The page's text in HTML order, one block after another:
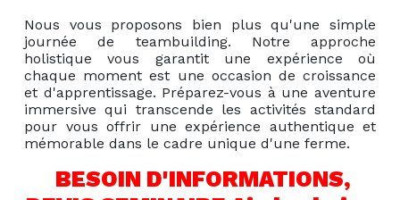
Nous vous proposons bien plus qu'une simple
journée de teambuilding. Notre approche
holistique vous garantit une expérience où
chaque moment est une occasion de croissance
et d'apprentissage. Préparez-vous à une aventure
immersive qui transcende les activités standard
pour vous offrir une expérience authentique et
mémorable dans le cadre unique d'une ferme.
BESOIN D'INFORMATIONS,